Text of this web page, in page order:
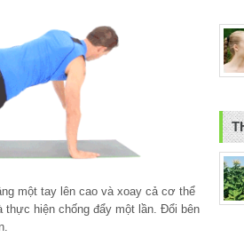
một tay lên cao và xoay cả cơ thể
hiện chống đẩy một lần. Đổi bên